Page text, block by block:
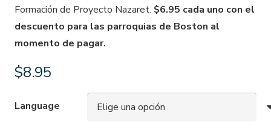
Formación de Proyecto Nazaret. $6.95 cada uno con el
descuento para las parroquias de Boston al
momento de pagar.
$8.95
Language